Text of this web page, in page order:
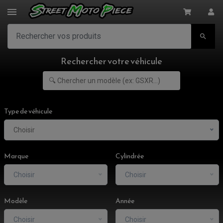
CLIGNOTANT ADAPTABLE, UNIVERSEL
NOS MARQUES

Rechercher votre véhicule
Type de véhicule
Choisir
Marque
Choisir
Cylindrée
Choisir
Modèle
Choisir
Année
Choisir